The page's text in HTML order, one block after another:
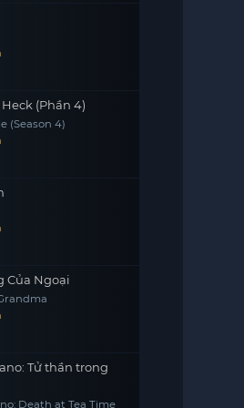
(Phần 4)
(Season 4)
Của Ngoại
Tử thần trong
Death at Tea Time